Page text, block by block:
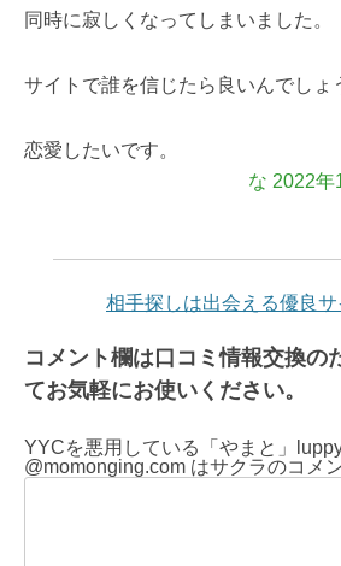
同時に寂しくなってしまいました。
サイトで誰を信じたら良いんでしょ
恋愛したいです。
な 2022年
相手探しは出会える優良
コメント欄は口コミ情報交換の
てお気軽にお使いください。
YYCを悪用している「やまと」
@momonging.com はサクラのコメ